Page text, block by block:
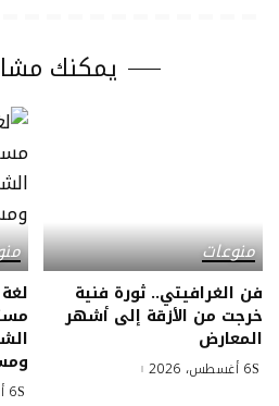
يمكنك
منوعات
فن الغرافيتي.. ثورة فنية
خرجت من الأزقة إلى أشهر
المعارض
6 أغسطس، 2026
6 أغسطس، 2026